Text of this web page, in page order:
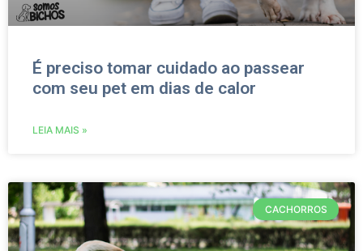
É preciso tomar cuidado ao passear
com seu pet em dias de calor
LEIA MAIS »
CACHORROS